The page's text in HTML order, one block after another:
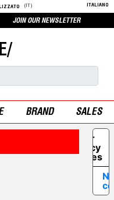
(IT) ITALIANO
JOIN OUR NEWSLETTER
BRAND SALES
Your
Privacy
Choices